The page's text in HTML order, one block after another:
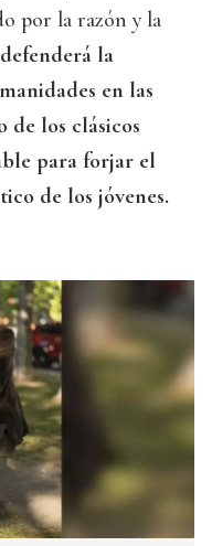
por la razón y la
la
en las
de los clásicos
para forjar el
de los jóvenes.